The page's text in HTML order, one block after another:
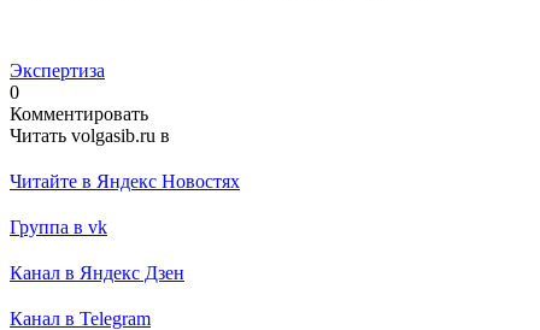
Экспертиза
0
Комментировать
Читать volgasib.ru в
Читайте в Яндекс Новостях
Группа в vk
Канал в Яндекс Дзен
Канал в Telegram